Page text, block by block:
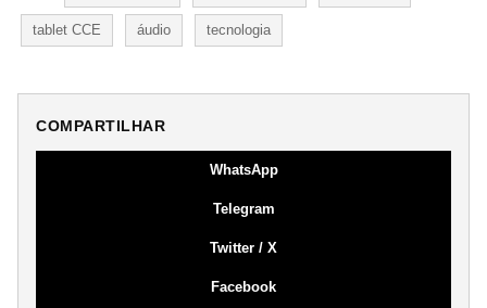
tablet CCE áudio tecnologia
COMPARTILHAR
WhatsApp
Telegram
Twitter / X
Facebook